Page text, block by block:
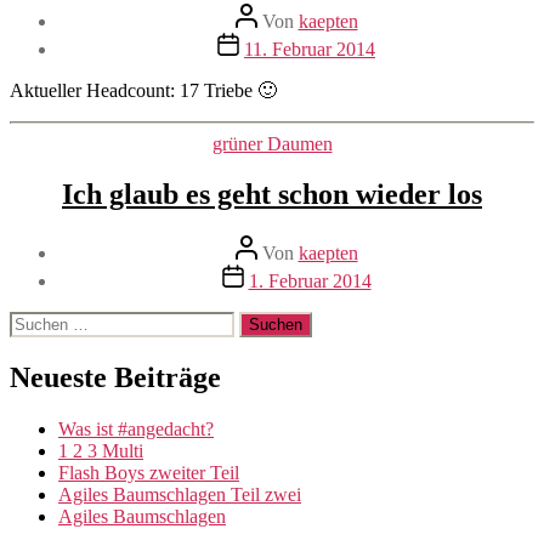
Beitragsautor
Von kaepten
Beitragsdatum
11. Februar 2014
Aktueller Headcount: 17 Triebe 🙂
Kategorien
grüner Daumen
Ich glaub es geht schon wieder los
Beitragsautor
Von kaepten
Beitragsdatum
1. Februar 2014
Suche
nach:
Neueste Beiträge
Was ist #angedacht?
1 2 3 Multi
Flash Boys zweiter Teil
Agiles Baumschlagen Teil zwei
Agiles Baumschlagen